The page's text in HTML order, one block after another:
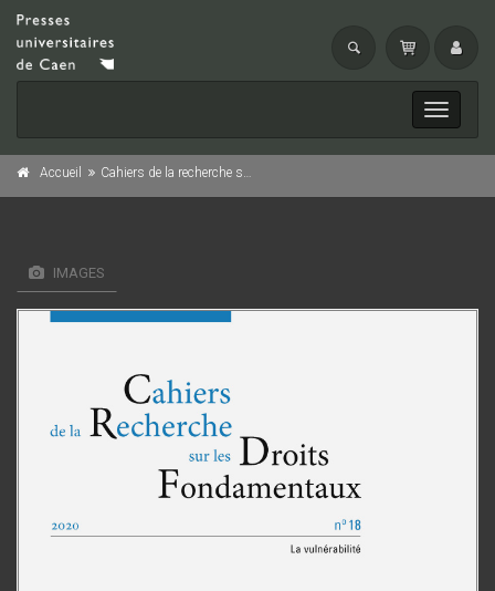
Toggle
Accueil Cahiers de la recherche sur les droits fondamentaux, n° 18/2020
IMAGES